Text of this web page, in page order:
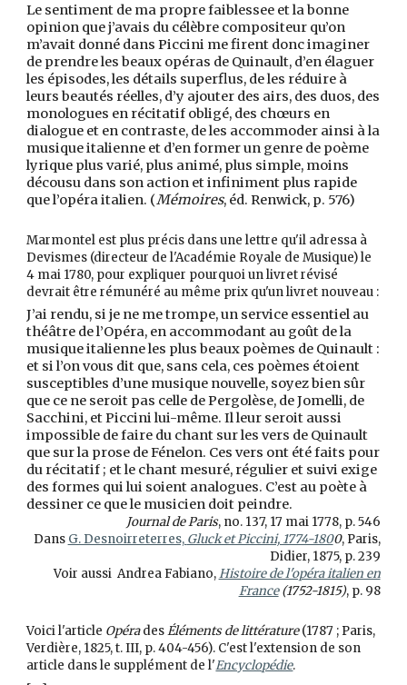
Le sentiment de ma propre faiblessee et la bonne
opinion que j’avais du célèbre compositeur qu’on
m’avait donné dans Piccini me firent donc imaginer
de prendre les beaux opéras de Quinault, d’en élaguer
les épisodes, les détails superflus, de les réduire à
leurs beautés réelles, d’y ajouter des airs, des duos, des
monologues en récitatif obligé, des chœurs en
dialogue et en contraste, de les accommoder ainsi à la
musique italienne et d’en former un genre de poème
lyrique plus varié, plus animé, plus simple, moins
décousu dans son action et infiniment plus rapide
que l’opéra italien. (Mémoires, éd. Renwick, p. 576)
Marmontel est plus précis dans une lettre qu'il adressa à
Devismes (directeur de l'Académie Royale de Musique) le
4 mai 1780, pour expliquer pourquoi un livret révisé
devrait être rémunéré au même prix qu'un livret nouveau :
J’ai rendu, si je ne me trompe, un service essentiel au
théâtre de l’Opéra, en accommodant au goût de la
musique italienne les plus beaux poèmes de Quinault :
et si l’on vous dit que, sans cela, ces poèmes étoient
susceptibles d’une musique nouvelle, soyez bien sûr
que ce ne seroit pas celle de Pergolèse, de Jomelli, de
Sacchini, et Piccini lui-même. Il leur seroit aussi
impossible de faire du chant sur les vers de Quinault
que sur la prose de Fénelon. Ces vers ont été faits pour
du récitatif ; et le chant mesuré, régulier et suivi exige
des formes qui lui soient analogues. C’est au poète à
dessiner ce que le musicien doit peindre.
Journal de Paris, no. 137, 17 mai 1778, p. 546
Dans G. Desnoirreterres, Gluck et Piccini, 1774-1800, Paris,
Didier, 1875, p. 239
Voir aussi Andrea Fabiano,Histoire de l'opéra italien en
France(1752-1815), p. 98
Voici l'article OpéradesÉléments de littérature(1787 ; Paris,
Verdière, 1825, t. III, p. 404-456). C'est l'extension de son
article dans le supplément de l'Encyclopédie.